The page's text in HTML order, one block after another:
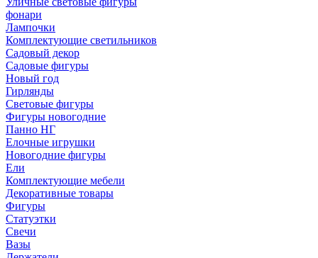
фонари
Лампочки
Комплектующие светильников
Садовый декор
Садовые фигуры
Новый год
Гирлянды
Световые фигуры
Фигуры новогодние
Панно НГ
Елочные игрушки
Новогодние фигуры
Ели
Комплектующие мебели
Декоративные товары
Фигуры
Статуэтки
Свечи
Вазы